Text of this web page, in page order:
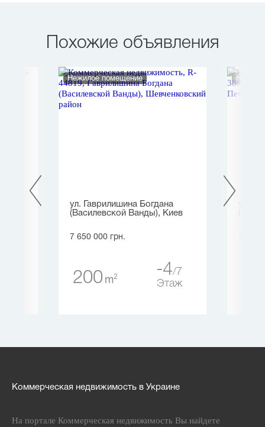
Похожие объявления
Нежилое помещение
ул. Гаврилишина Богдана
(Василевской Ванды), Киев
7 650 000 грн.
200 m2 -4
7
Этаж
Коммерческая недвижимость в Украине
На портале Коммерческая недвижимость Вы найдете